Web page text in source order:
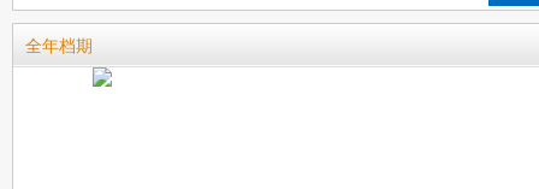
全年档期